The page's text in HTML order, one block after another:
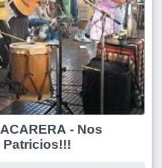
- Nos
Patricios!!!